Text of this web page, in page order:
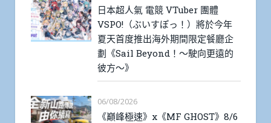
日本超人氣 電競 VTuber 團體
VSPO!（ぶいすぽっ！）將於今年
夏天首度推出海外期間限定餐廳企
劃《Sail Beyond！～駛向更遠的
彼方～》
06/08/2026
《巔峰極速》x《MF GHOST》8/6